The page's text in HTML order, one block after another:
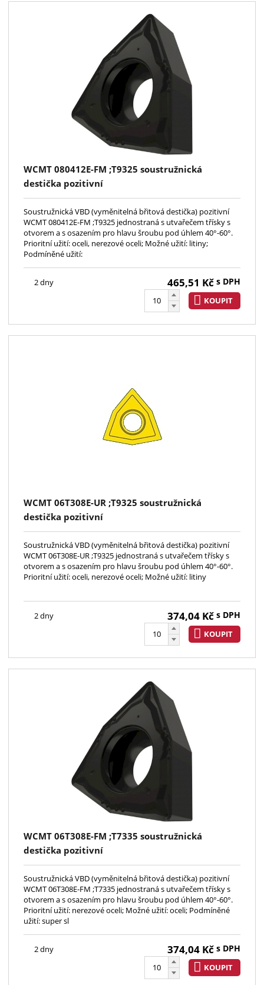
WCMT 080412E-FM ;T9325 soustružnická
destička pozitivní
Soustružnická VBD (vyměnitelná břitová destička) pozitivní
WCMT 080412E-FM ;T9325 jednostraná s utvařečem třísky s
otvorem a s osazením pro hlavu šroubu pod úhlem 40°-60°.
Prioritní užití: oceli, nerezové oceli; Možné užití: litiny;
Podmíněné užití:
2 dny 465,51 Kč s DPH
KOUPIT
WCMT 06T308E-UR ;T9325 soustružnická
destička pozitivní
Soustružnická VBD (vyměnitelná břitová destička) pozitivní
WCMT 06T308E-UR ;T9325 jednostraná s utvařečem třísky s
otvorem a s osazením pro hlavu šroubu pod úhlem 40°-60°.
Prioritní užití: oceli, nerezové oceli; Možné užití: litiny
2 dny 374,04 Kč s DPH
KOUPIT
WCMT 06T308E-FM ;T7335 soustružnická
destička pozitivní
Soustružnická VBD (vyměnitelná břitová destička) pozitivní
WCMT 06T308E-FM ;T7335 jednostraná s utvařečem třísky s
otvorem a s osazením pro hlavu šroubu pod úhlem 40°-60°.
Prioritní užití: nerezové oceli; Možné užití: oceli; Podmíněné
užití: super sl
2 dny 374,04 Kč s DPH
KOUPIT